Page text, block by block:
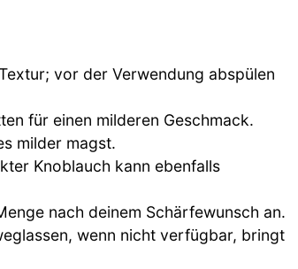
vor der Verwendung abspülen
für einen milderen Geschmack.
milder magst.
Knoblauch kann ebenfalls
nach deinem Schärfewunsch an.
wenn nicht verfügbar, bringt